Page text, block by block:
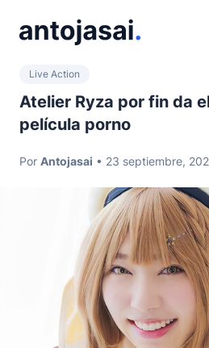
Live Action
Atelier Ryza por fin da
película porno
Por Antojasai • 23 septiembre,